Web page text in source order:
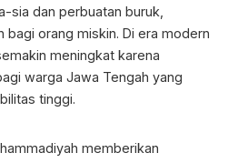
sia dan perbuatan buruk,
bagi orang miskin. Di era modern
meningkat karena
warga Jawa Tengah yang
tinggi.
memberikan